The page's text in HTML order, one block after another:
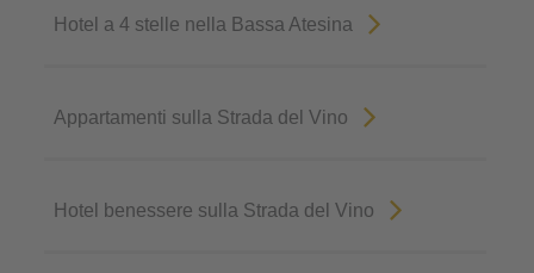
Hotel a 4 stelle nella Bassa Atesina
Appartamenti sulla Strada del Vino
Hotel benessere sulla Strada del Vino